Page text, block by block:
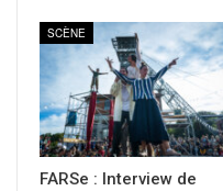
SCÈNE
FARSe : Interview de